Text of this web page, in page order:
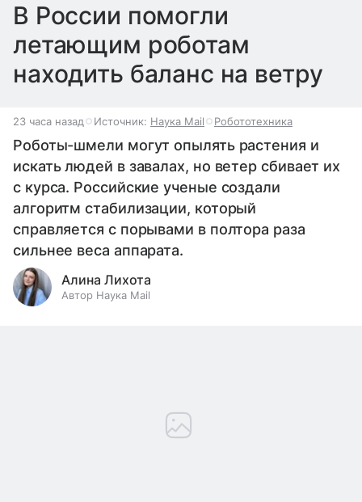
В России помогли
летающим роботам
находить баланс на ветру
23 часа назад Источник: Наука Mail Робототехника
Роботы-шмели могут опылять растения и
искать людей в завалах, но ветер сбивает их
с курса. Российские ученые создали
алгоритм стабилизации, который
справляется с порывами в полтора раза
сильнее веса аппарата.
Алина Лихота
Автор Наука Mail